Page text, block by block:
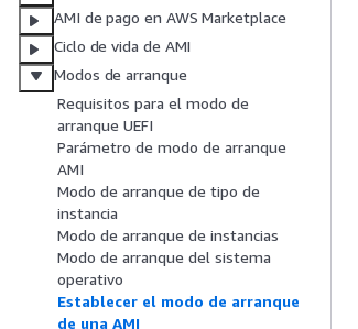
AMI de pago en AWS Marketplace
Ciclo de vida de AMI
Modos de arranque
Requisitos para el modo de
arranque UEFI
Parámetro de modo de arranque
AMI
Modo de arranque de tipo de
instancia
Modo de arranque de instancias
Modo de arranque del sistema
operativo
Establecer el modo de arranque
de una AMI